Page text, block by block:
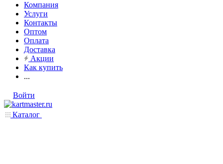
Компания
Услуги
Контакты
Оптом
Оплата
Доставка
Акции
Как купить
...
Войти
Каталог